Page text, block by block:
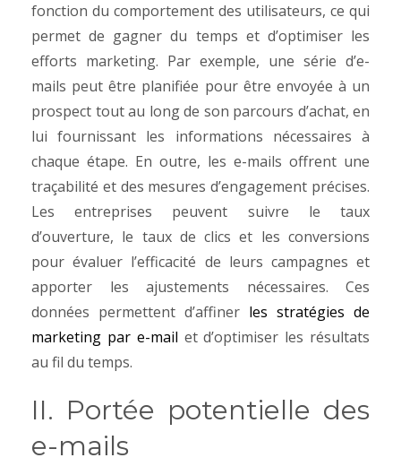
fonction du comportement des utilisateurs, ce qui
permet de gagner du temps et d’optimiser les
efforts marketing. Par exemple, une série d’e-
mails peut être planifiée pour être envoyée à un
prospect tout au long de son parcours d’achat, en
lui fournissant les informations nécessaires à
chaque étape. En outre, les e-mails offrent une
traçabilité et des mesures d’engagement précises.
Les entreprises peuvent suivre le taux
d’ouverture, le taux de clics et les conversions
pour évaluer l’efficacité de leurs campagnes et
apporter les ajustements nécessaires. Ces
données permettent d’affiner les stratégies de
marketing par e-mail et d’optimiser les résultats
au fil du temps.
II. Portée potentielle des
e-mails